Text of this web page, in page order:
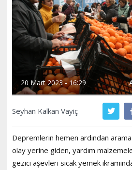
20 Mart 2023 - 16:29
Seyhan Kalkan Vayiç
Depremlerin hemen ardından
olay yerine giden, yardım
gezici aşevleri sıcak yemek